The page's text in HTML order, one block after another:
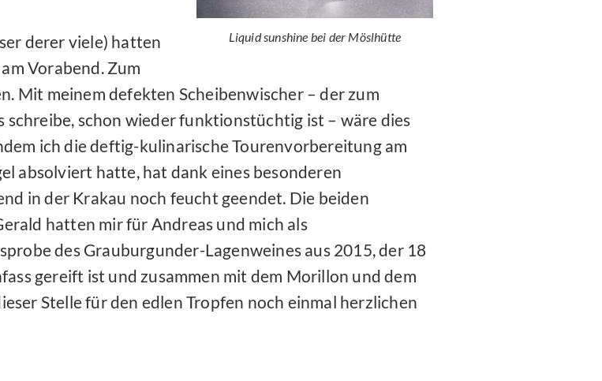
Liquid sunshine bei der Möslhütte
derer viele) hatten
Vorabend. Zum
Mit meinem defekten Scheibenwischer – der zum
schreibe, schon wieder funktionstüchtig ist – wäre dies
ich die deftig-kulinarische Tourenvorbereitung am
absolviert hatte, hat dank eines besonderen
in der Krakau noch feucht geendet. Die beiden
hatten mir für Andreas und mich als
des Grauburgunder-Lagenweines aus 2015, der 18
gereift ist und zusammen mit dem Morillon und dem
Stelle für den edlen Tropfen noch einmal herzlichen